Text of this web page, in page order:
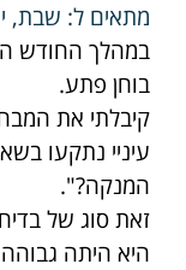
מתאים ל: שבת,
במהלך החודש
בוחן פתע.
קיבלתי את
עיניי נתקעו
המנקה?".
זאת סוג של